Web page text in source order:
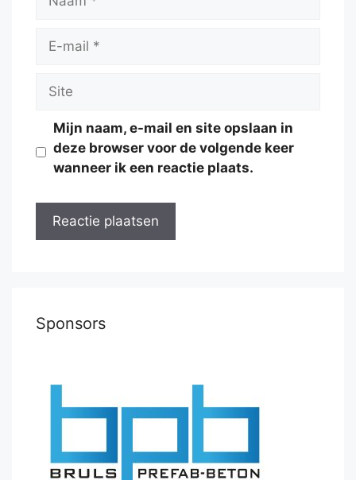
Site
Mijn naam, e-mail en site opslaan in
deze browser voor de volgende keer
wanneer ik een reactie plaats.
Sponsors